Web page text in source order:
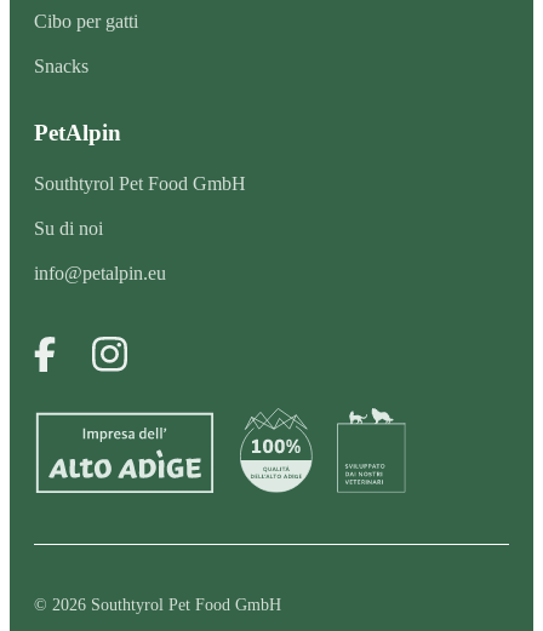
Cibo per gatti
Snacks
PetAlpin
Southtyrol Pet Food GmbH
Su di noi
info@petalpin.eu
© 2026 Southtyrol Pet Food GmbH